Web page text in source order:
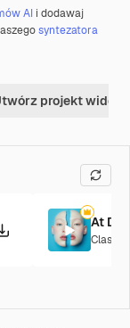
AI i dodawaj
syntezatora
projekt wideo
At